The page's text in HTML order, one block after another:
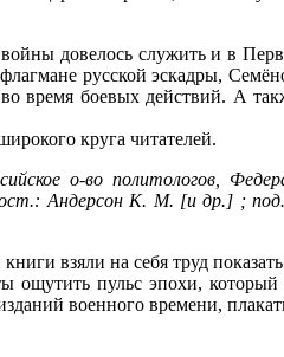
довелось служить и в
русской эскадры,
время боевых действий. А
круга читателей.
о-во политологов,
сост.: Андерсон К. М. [и др.] ;
взяли на себя труд
ощутить пульс эпохи, который
военного времени,